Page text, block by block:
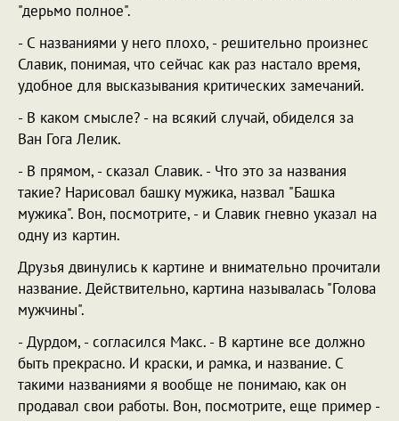
"дерьмо полное".
- С названиями у него плохо, - решительно произнес
Славик, понимая, что сейчас как раз настало время,
удобное для высказывания критических замечаний.
- В каком смысле? - на всякий случай, обиделся за
Ван Гога Лелик.
- В прямом, - сказал Славик. - Что это за названия
такие? Нарисовал башку мужика, назвал "Башка
мужика". Вон, посмотрите, - и Славик гневно указал на
одну из картин.
Друзья двинулись к картине и внимательно прочитали
название. Действительно, картина называлась "Голова
мужчины".
- Дурдом, - согласился Макс. - В картине все должно
быть прекрасно. И краски, и рамка, и название. С
такими названиями я вообще не понимаю, как он
продавал свои работы. Вон, посмотрите, еще пример -